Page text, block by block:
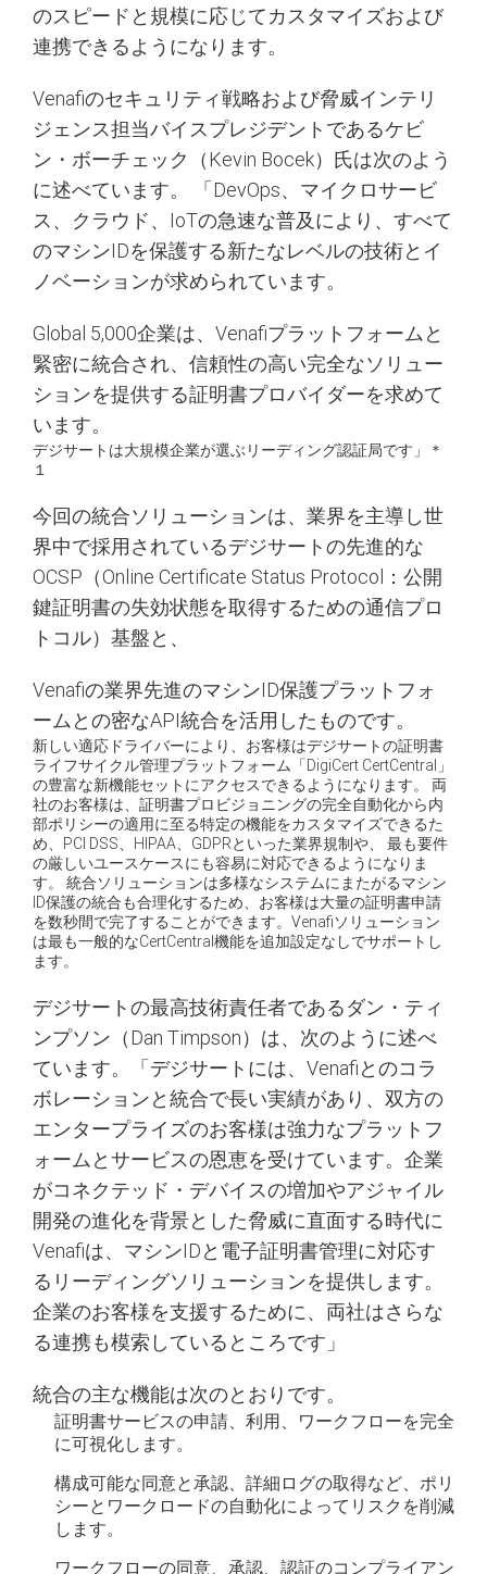
のスピードと規模に応じてカスタマイズおよび
連携できるようになります。
Venafiのセキュリティ戦略および脅威インテリ
ジェンス担当バイスプレジデントであるケビ
ン・ボーチェック（Kevin Bocek）氏は次のよう
に述べています。 「DevOps、マイクロサービ
ス、クラウド、IoTの急速な普及により、すべて
のマシンIDを保護する新たなレベルの技術とイ
ノベーションが求められています。
Global 5,000企業は、Venafiプラットフォームと
緊密に統合され、信頼性の高い完全なソリュー
ションを提供する証明書プロバイダーを求めて
います。
デジサートは大規模企業が選ぶリーディング認証局です」
＊
１
今回の統合ソリューションは、業界を主導し世
界中で採用されているデジサートの先進的な
OCSP（Online Certificate Status Protocol：公開
鍵証明書の失効状態を取得するための通信プロ
トコル）基盤と、
Venafiの業界先進のマシンID保護プラットフォ
ームとの密なAPI統合を活用したものです。
新しい適応ドライバーにより、お客様はデジサートの証明書
ライフサイクル管理プラットフォーム「DigiCert CertCentral」
の豊富な新機能セットにアクセスできるようになります。 両
社のお客様は、証明書プロビジョニングの完全自動化から内
部ポリシーの適用に至る特定の機能をカスタマイズできるた
め、PCI DSS、HIPAA、GDPRといった業界規制や、 最も要件
の厳しいユースケースにも容易に対応できるようになりま
す。 統合ソリューションは多様なシステムにまたがるマシン
ID保護の統合も合理化するため、お客様は大量の証明書申請
を数秒間で完了することができます。Venafiソリューション
は最も一般的なCertCentral機能を追加設定なしでサポートし
ます。
デジサートの最高技術責任者であるダン・ティ
ンプソン（Dan Timpson）は、次のように述べ
ています。「デジサートには、Venafiとのコラ
ボレーションと統合で長い実績があり、双方の
エンタープライズのお客様は強力なプラットフ
ォームとサービスの恩恵を受けています。企業
がコネクテッド・デバイスの増加やアジャイル
開発の進化を背景とした脅威に直面する時代に
Venafiは、マシンIDと電子証明書管理に対応す
るリーディングソリューションを提供します。
企業のお客様を支援するために、両社はさらな
る連携も模索しているところです」
統合の主な機能は次のとおりです。
証明書サービスの申請、利用、ワークフローを完全
に可視化します。
構成可能な同意と承認、詳細ログの取得など、ポリ
シーとワークロードの自動化によってリスクを削減
します。
ワークフローの同意、承認、認証のコンプライアン